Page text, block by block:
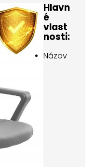
Hlavn
é
vlast
nosti:
Názov